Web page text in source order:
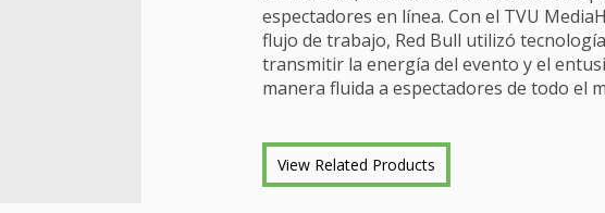
espectadores en línea. Con el TVU
flujo de trabajo, Red Bull utilizó
transmitir la energía del evento y el
manera fluida a espectadores de todo el
View Related Products